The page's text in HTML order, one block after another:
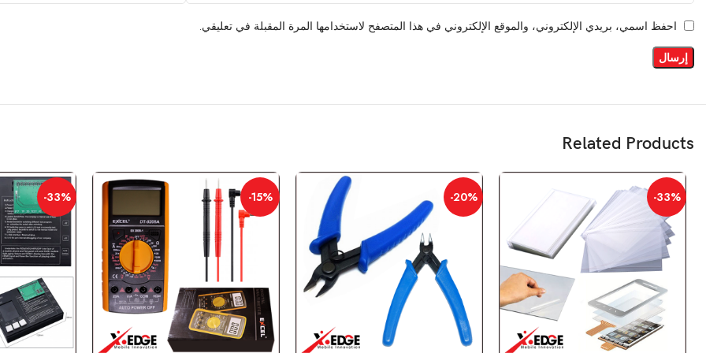
احفظ اسمي، بريدي الإلكتروني، والموقع الإلكتروني في هذا المتصفح لاستخدامها المرة المقبلة في تعليقي.
Related Products
-33%
-20%
-15%
-33%